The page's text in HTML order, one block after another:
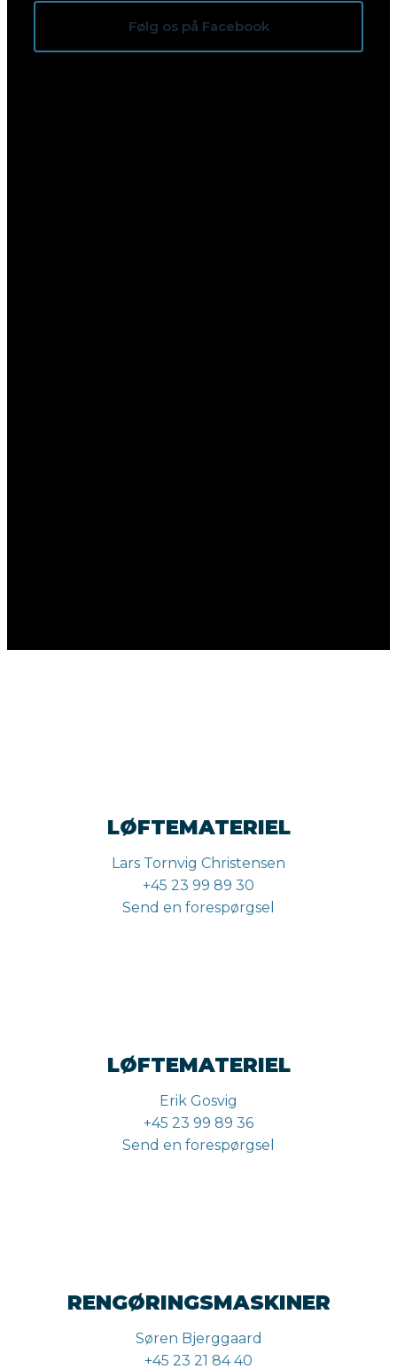
Følg os på Facebook
LØFTEMATERIEL
Lars Tornvig Christensen
+45 23 99 89 30
Send en forespørgsel
LØFTEMATERIEL
Erik Gosvig
+45 23 99 89 36
Send en forespørgsel
RENGØRINGSMASKINER
Søren Bjerggaard
+45 23 21 84 40